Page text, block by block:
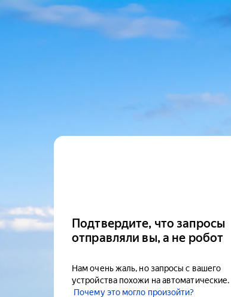
Подтвердите, что запросы
отправляли вы, а не робот
Нам очень жаль, но запросы с вашего
устройства похожи на автоматические.
Почему это могло произойти?